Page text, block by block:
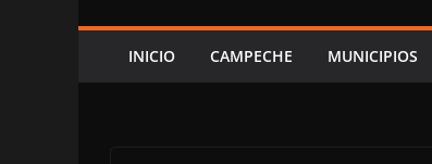
LOS
INICIO CAMPECHE MUNICIPIOS